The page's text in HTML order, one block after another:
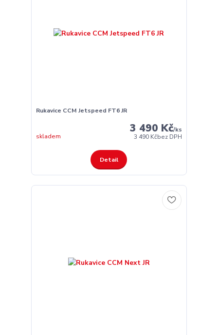
Rukavice CCM Jetspeed FT6 JR
3 490 Kč/ks
3 490 Kčbez DPH
skladem
Detail